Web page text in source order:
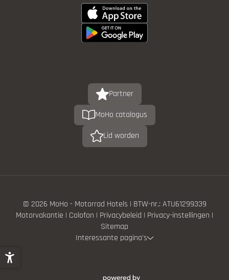
Partner
MoHo catalogus
Lid worden
© 2026 MoHo - Motorrad Hotels | BTW-nr.: ATU61299339
Motorvakantie | Colofon | Privacybeleid | Privacy-instellingen |
Sitemap
Interessante pagina's